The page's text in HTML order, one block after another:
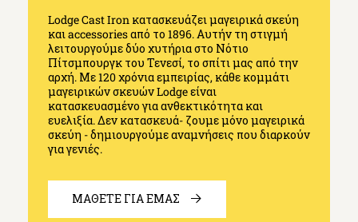
Lodge Cast Iron κατασκευάζει μαγειρικά σκεύη
και accessories από το 1896. Αυτήν τη στιγμή
λειτουργούμε δύο χυτήρια στο Νότιο
Πίτσμπουργκ του Τενεσί, το σπίτι μας από την
αρχή. Με 120 χρόνια εμπειρίας, κάθε κομμάτι
μαγειρικών σκευών Lodge είναι
κατασκευασμένο για ανθεκτικότητα και
ευελιξία. Δεν κατασκευά- ζουμε μόνο μαγειρικά
σκεύη - δημιουργούμε αναμνήσεις που διαρκούν
για γενιές.
ΜΑΘΕΤΕ ΓΙΑ ΕΜΑΣ